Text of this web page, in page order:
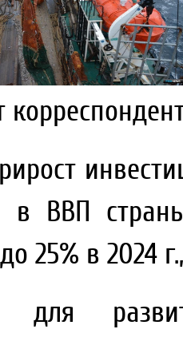
ВВП
25% в 2024
для